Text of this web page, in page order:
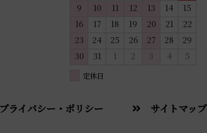
9
10 11 12 13 14
15
16
17 18 19 20 21
22
23
24 25 26 27 28
29
30
31 1 2 3 4 5
定休日
プライバシー・ポリシー サイトマップ